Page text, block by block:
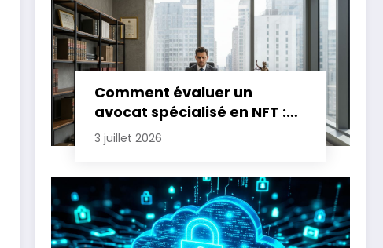
Comment évaluer un
avocat spécialisé en NFT :
critères essentiels
3 juillet 2026